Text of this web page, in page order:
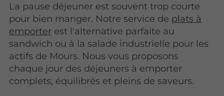
La pause déjeuner est souvent trop courte
pour bien manger. Notre service de plats à
emporter est l'alternative parfaite au
sandwich ou à la salade industrielle pour les
actifs de Mours. Nous vous proposons
chaque jour des déjeuners à emporter
complets, équilibrés et pleins de saveurs.